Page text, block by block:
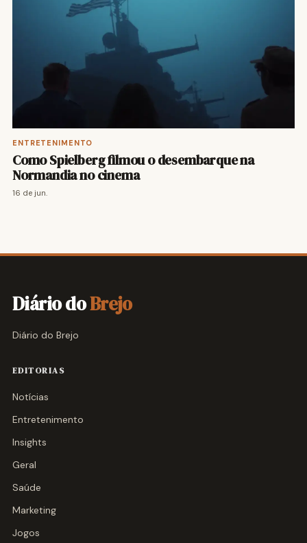
ENTRETENIMENTO
Como Spielberg filmou o desembarque na
Normandia no cinema
16 de jun.
Diário doBrejo
Diário do Brejo
EDITORIAS
Notícias
Entretenimento
Insights
Geral
Saúde
Marketing
Jogos